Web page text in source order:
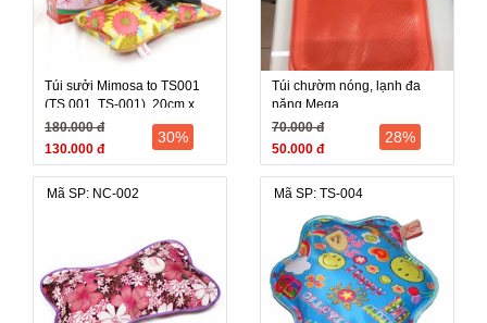
Túi sưởi Mimosa to TS001
(TS 001, TS-001), 20cm x
30cm, giảm đau, thư giãn
180.000 đ
130.000 đ
30%
Túi chườm nóng, lạnh đa
năng Mega
70.000 đ
50.000 đ
28%
Mã SP: NC-002 Mã SP: TS-004